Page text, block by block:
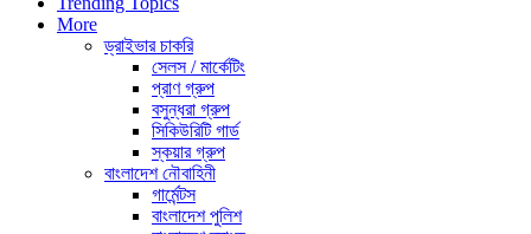
More
ড্রাইভার চাকরি
সেলস / মার্কেটিং
প্রাণ গ্রুপ
বসুন্ধরা গ্রুপ
সিকিউরিটি গার্ড
স্কয়ার গ্রুপ
বাংলাদেশ নৌবাহিনী
গার্মেন্টস
বাংলাদেশ পুলিশ